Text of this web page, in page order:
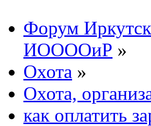
Форум
ИООООиР »
Охота »
Охота,
как оплатить